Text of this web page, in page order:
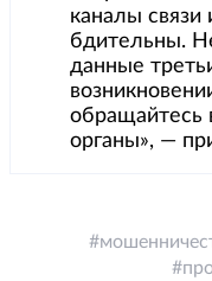
каналы связи
бдительны.
данные
обращайтесь
органы», —